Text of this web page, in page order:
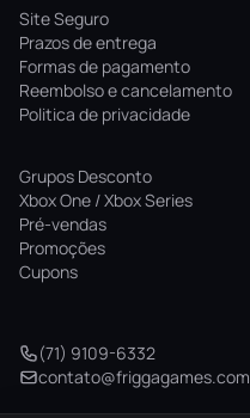
Site Seguro
Prazos de entrega
Formas de pagamento
Reembolso e cancelamento
Politica de privacidade
Grupos Desconto
Xbox One / Xbox Series
Pré-vendas
Promoções
Cupons
(71) 9109-6332
contato@friggagames.com